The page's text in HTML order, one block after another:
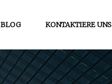
BLOG KONTAKTIERE UNS